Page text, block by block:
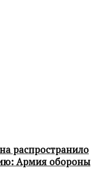
распространило
Армия обороны